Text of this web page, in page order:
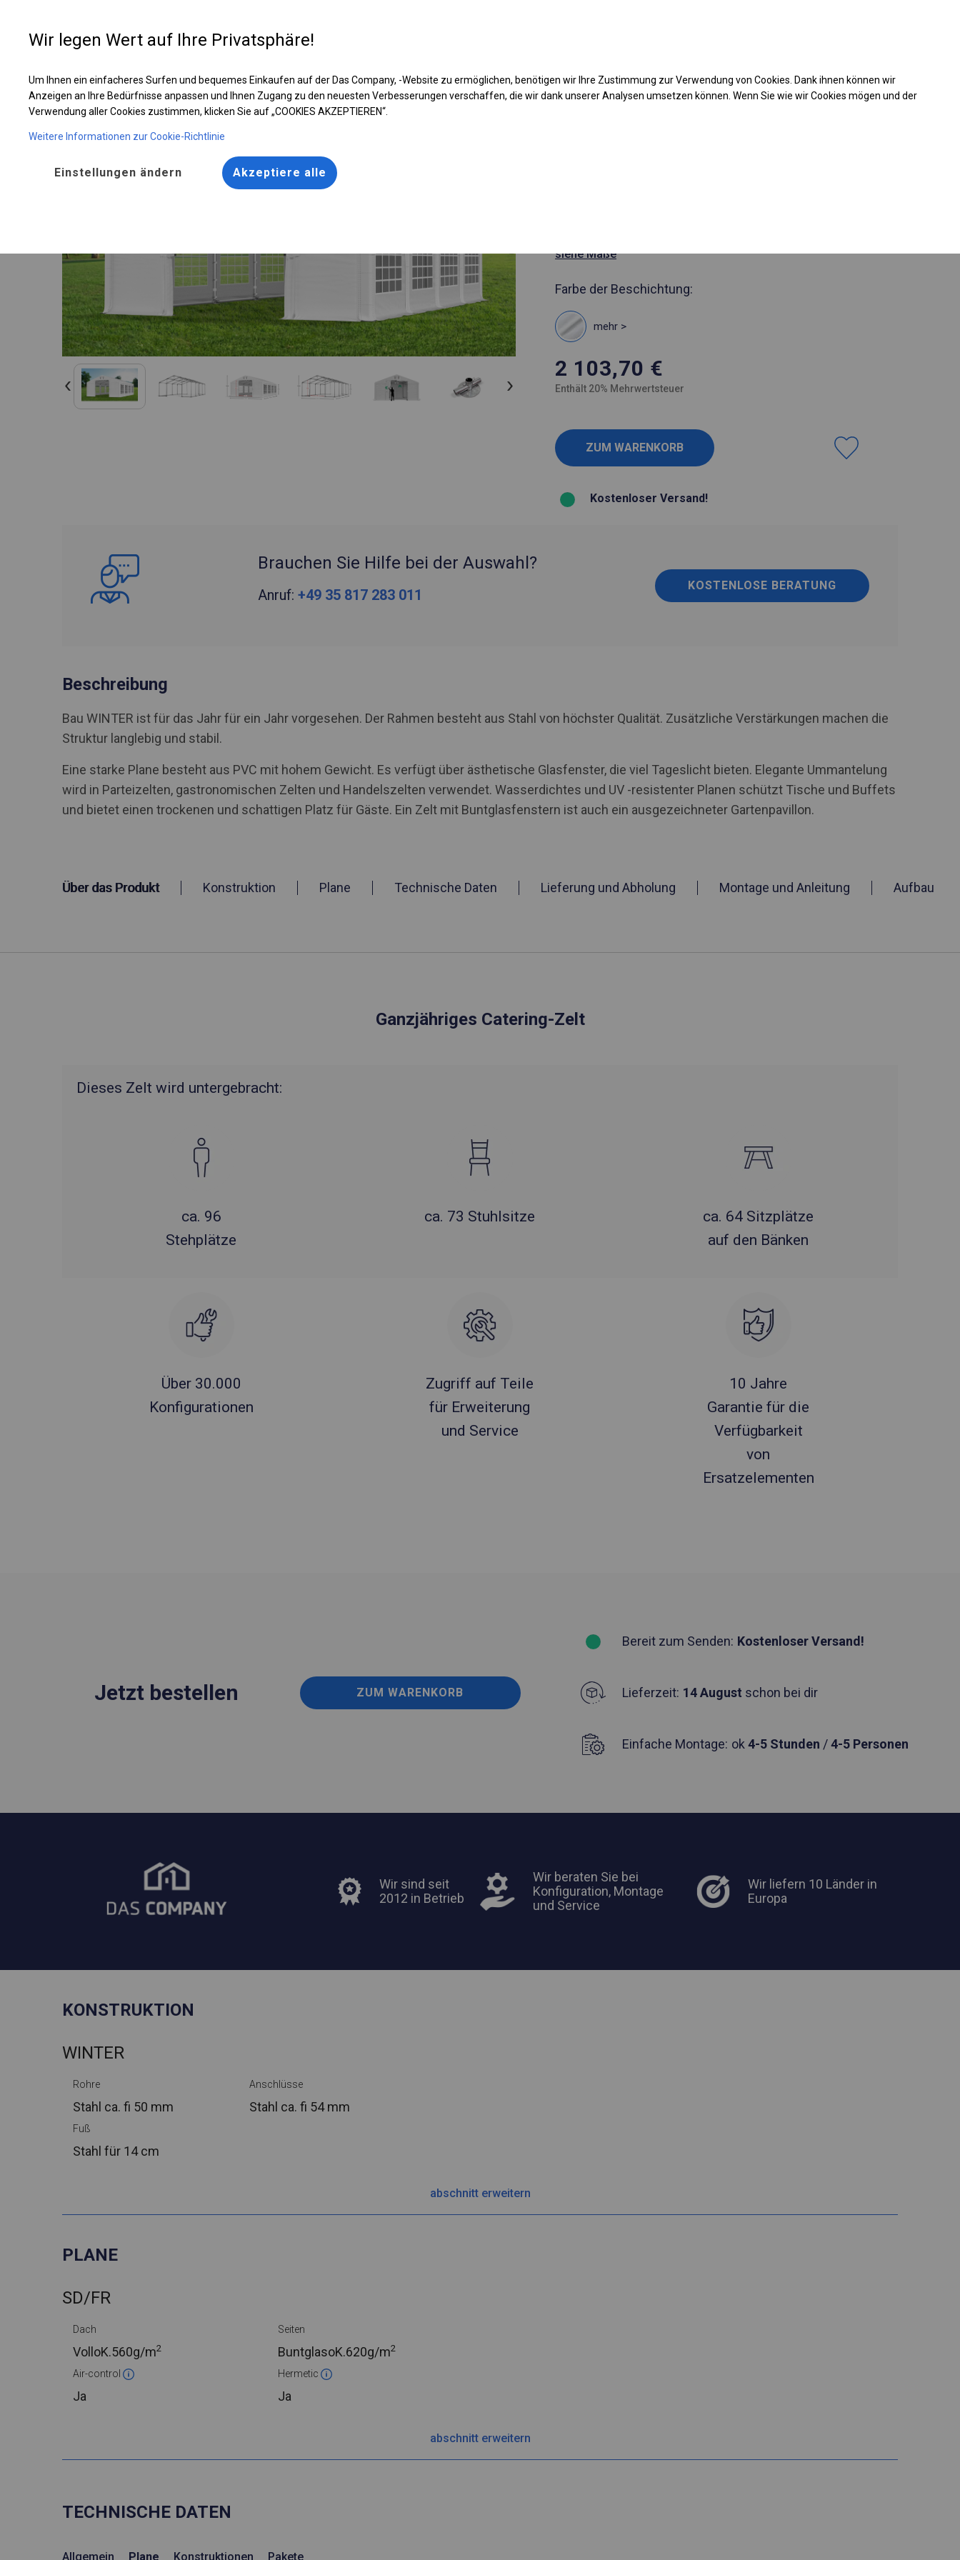
Entwerfen Sie Ihr Zelt
Ganzjähriges Catering-Zelt | 6x8 m Laden Sie das PDF -Angebot herunter
siehe Maße
Farbe der Beschichtung:
mehr >
2 103,70 €
Enthält 20% Mehrwertsteuer
Kostenloser Versand!
Brauchen Sie Hilfe bei der Auswahl?
Anruf: +49 35 817 283 011
KOSTENLOSE BERATUNG
Beschreibung
Bau WINTER ist für das Jahr für ein Jahr vorgesehen. Der Rahmen besteht aus Stahl von höchster Qualität. Zusätzliche Verstärkungen machen die
Struktur langlebig und stabil.
Eine starke Plane besteht aus PVC mit hohem Gewicht. Es verfügt über ästhetische Glasfenster, die viel Tageslicht bieten. Elegante Ummantelung
wird in Parteizelten, gastronomischen Zelten und Handelszelten verwendet. Wasserdichtes und UV -resistenter Planen schützt Tische und Buffets
und bietet einen trockenen und schattigen Platz für Gäste. Ein Zelt mit Buntglasfenstern ist auch ein ausgezeichneter Gartenpavillon.
Über das Produkt Konstruktion Plane Technische Daten Lieferung und Abholung Montage und Anleitung Aufbau
Ganzjähriges Catering-Zelt
Dieses Zelt wird untergebracht:
ca. 96
Stehplätze
ca. 73 Stuhlsitze
ca. 64 Sitzplätze
auf den Bänken
Über 30.000
Konfigurationen
Zugriff auf Teile
für Erweiterung
und Service
10 Jahre
Garantie für die
Verfügbarkeit
von
Ersatzelementen
Jetzt bestellen ZUM WARENKORB
Bereit zum Senden: Kostenloser Versand!
Lieferzeit: 14 August schon bei dir
Einfache Montage: ok 4-5 Stunden /4-5 Personen
Wir sind seit
2012 in Betrieb
Wir beraten Sie bei
Konfiguration, Montage
und Service
Wir liefern 10 Länder in
Europa
KONSTRUKTION
WINTER
Rohre
Stahl ca. fi 50 mm
Anschlüsse
Stahl ca. fi 54 mm
Fuß
Stahl für 14 cm
abschnitt erweitern
PLANE
SD/FR
Dach
VolloK.560g/m2
Seiten
BuntglasoK.620g/m2
Air-control
Ja
Hermetic
Ja
abschnitt erweitern
TECHNISCHE DATEN
Allgemein Plane Konstruktionen Pakete
Wir legen Wert auf Ihre Privatsphäre!
Um Ihnen ein einfacheres Surfen und bequemes Einkaufen auf der Das Company, -Website zu ermöglichen, benötigen wir Ihre Zustimmung zur Verwendung von Cookies. Dank ihnen können wir
Anzeigen an Ihre Bedürfnisse anpassen und Ihnen Zugang zu den neuesten Verbesserungen verschaffen, die wir dank unserer Analysen umsetzen können. Wenn Sie wie wir Cookies mögen und der
Verwendung aller Cookies zustimmen, klicken Sie auf „COOKIES AKZEPTIEREN“.
Weitere Informationen zur Cookie-Richtlinie
Einstellungen ändern Akzeptiere alle